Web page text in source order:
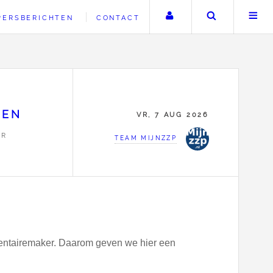
CONTACT Uw accountZoeken
VR, 7 AUG 2026
TEAM MIJNZZP
Daarom geven we hier een